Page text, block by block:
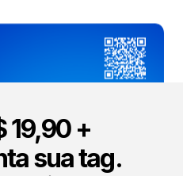
19,90 +
sua tag.